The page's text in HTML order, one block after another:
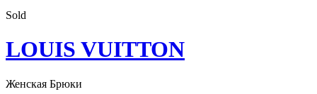
Sold
LOUIS VUITTON
Женская Брюки